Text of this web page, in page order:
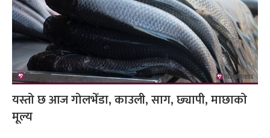
यस्तो छ आज गोलभेँडा, काउली, साग, छ्यापी, माछाको
मूल्य